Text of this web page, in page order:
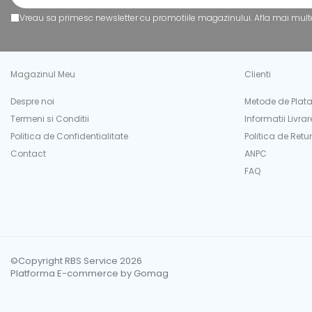
Caiete
Socotitori / Bețigașe
Articole Creative și Craft
Carioci
Creioane Colorate
Instrumente Geometrie
Ghilotine / Trimmere
Vreau sa primesc newsletter cu promotiile magazinului. Afla mai
Magazinul Meu
Despre noi
Termeni si Conditii
Politica de Confidentialitate
Contact
Clienti
Metode de Plata
Informatii
Politica de Retur
ANPC
FAQ
©Copyright RBS Service 2026
Platforma E-commerce by Gomag